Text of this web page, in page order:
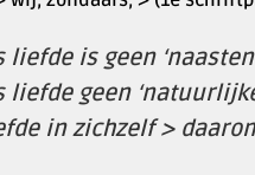
liefde is geen
liefde geen
in zichzelf >